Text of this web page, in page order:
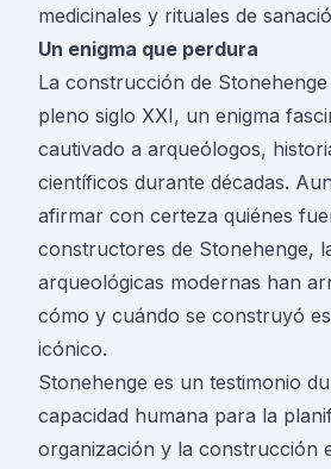
medicinales y rituales de
Un enigma que perdura
La construcción de
pleno siglo XXI, un enigma
cautivado a arqueólogos,
científicos durante décadas.
afirmar con certeza quiénes
constructores de Stonehenge,
arqueológicas modernas han
cómo y cuándo se construyó
icónico.
Stonehenge es un testimonio
capacidad humana para la
organización y la construcción